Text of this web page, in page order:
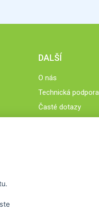
DALŠÍ
O nás
Technická podpora
Časté dotazy